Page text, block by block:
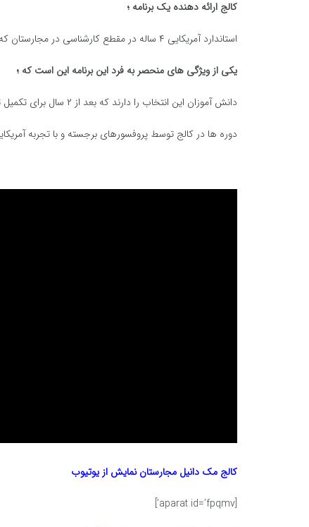
کالج ارائه دهنده یک برنامه ؛
استاندارد آمریکایی ۴ ساله در مقطع کارشناسی در مجارستان که منجر به دریافت مدرک کارشناسی می شود .
یکی از ویژگی های منحصر به فرد این برنامه این است که ؛
دانش آموزان این انتخاب را دارند که بعد از ۲ سال برای تکمیل تحصیلات خود به شعبه اصلی کالج مک دانیل در ایالات متحده بروند.
دوره ها در کالج توسط پروفسورهای برجسته و با تجربه
کالج مک دانیل مجارستاننمایش از یوتیوب
[aparat id=’fpqmv’]